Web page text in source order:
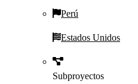
Perú
Estados Unidos
Subproyectos